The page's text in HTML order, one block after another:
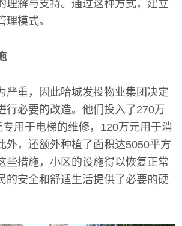
理解与支持。通过这种方式，建立
理模式。
严重，因此哈城发投物业集团决定
行必要的改造。他们投入了270万
用于电梯的维修，120万元用于消
外，还额外种植了面积达5050平方
些措施，小区的设施得以恢复正常
的安全和舒适生活提供了必要的硬